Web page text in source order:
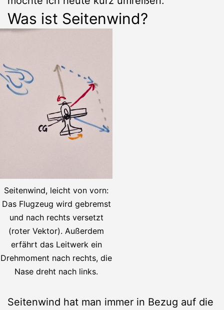
Was ist Seitenwind?
Seitenwind, leicht von vorn:
Das Flugzeug wird gebremst
und nach rechts versetzt
(roter Vektor). Außerdem
erfährt das Leitwerk ein
Drehmoment nach rechts, die
Nase dreht nach links.
Seitenwind hat man immer in Bezug auf die